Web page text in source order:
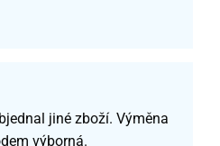
jiné zboží. Výměna
výborná.